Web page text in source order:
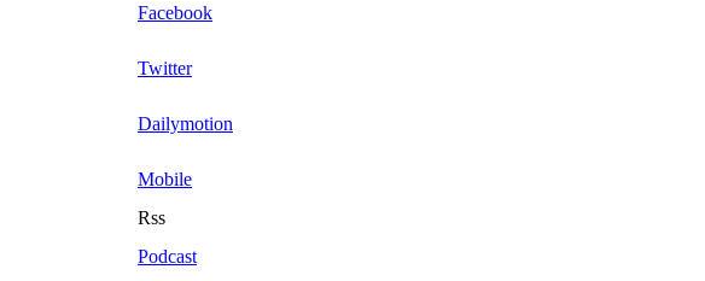
Facebook
Twitter
Dailymotion
Mobile
Rss
Podcast